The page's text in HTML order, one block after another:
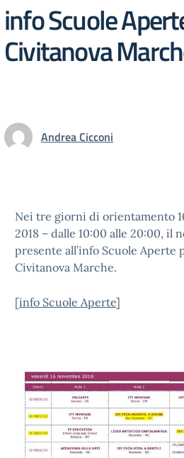
info Scuole
Civitanova
Andrea Cicconi
Nei tre giorni di orientamento
2018 – dalle 10:00 alle 20:00, il
presente all’info Scuole Aperte
Civitanova Marche.
[info Scuole Aperte]